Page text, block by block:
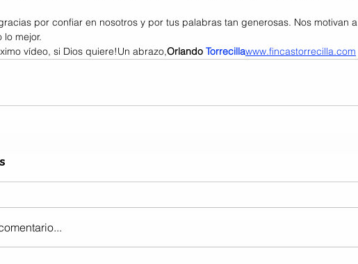
por confiar en nosotros y por tus palabras tan generosas. Nos motivan a
mejor.
vídeo, si Dios quiere!Un abrazo,Orlando Torrecillawww.fincastorrecilla.com